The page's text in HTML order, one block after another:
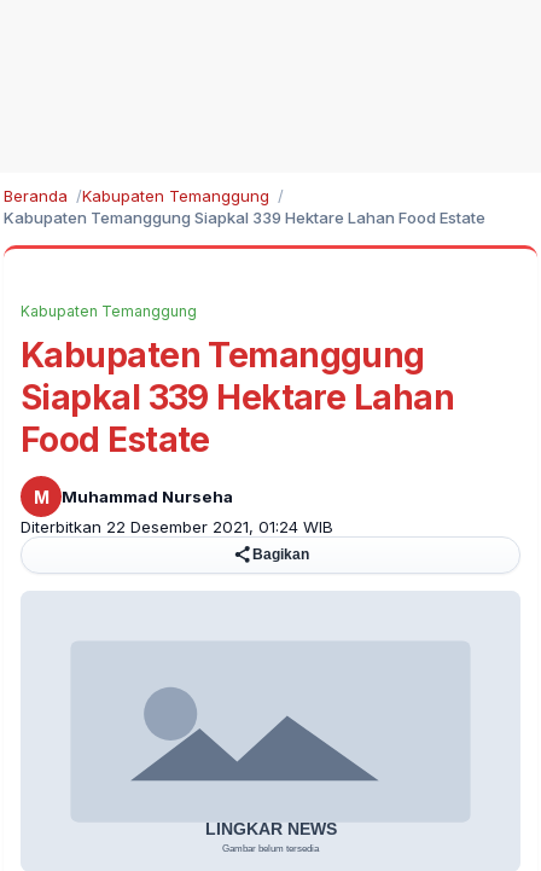
Beranda
Kabupaten Temanggung
Kabupaten Temanggung Siapkal 339 Hektare Lahan Food Estate
Kabupaten Temanggung
Kabupaten Temanggung
Siapkal 339 Hektare Lahan
Food Estate
M
Muhammad Nurseha
Diterbitkan 22 Desember 2021, 01:24 WIB
Bagikan